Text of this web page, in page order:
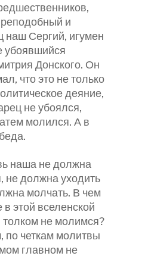
и
наш Сергий, игумен
убоявшийся
Донского. Он
что это не только
деяние,
не убоялся,
молился. А в
наша не должна
не должна уходить
молчать. В чем
этой вселенской
не молимся?
по четкам молитвы
главном не